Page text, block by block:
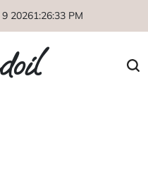
9 20261:26:33 PM